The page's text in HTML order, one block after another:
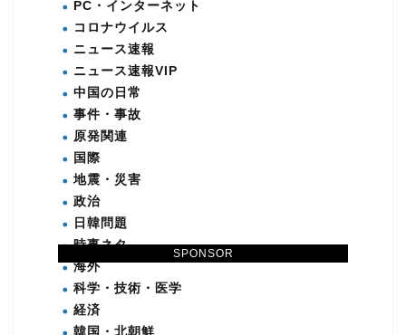
SPONSOR
PC・インターネット
コロナウイルス
ニュース速報
ニュース速報VIP
中国の日常
事件・事故
原発関連
国際
地震・災害
政治
日韓問題
時事ネタ
海外
科学・技術・医学
経済
韓国・北朝鮮